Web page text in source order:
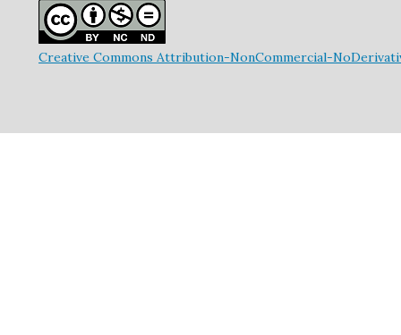
Creative Commons Attribution-NonCommercial-